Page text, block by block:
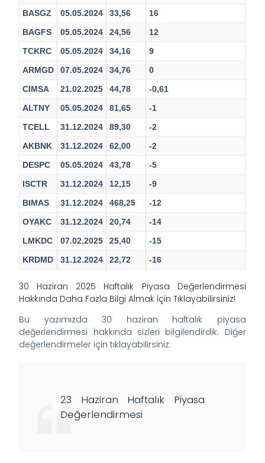
BASGZ 05.05.2024 33,56
16
BAGFS
05.05.2024 24,56
12
TCKRC
05.05.2024 34,16
9
ARMGD
07.05.2024 34,76
0
CIMSA
21.02.2025 44,78
-0,61
ALTNY
05.05.2024 81,65
-1
TCELL
31.12.2024 89,30
-2
AKBNK
31.12.2024 62,00
-2
DESPC
05.05.2024 43,78
-5
ISCTR
31.12.2024 12,15
-9
BIMAS
31.12.2024 468,25
-12
OYAKC
31.12.2024 20,74
-14
LMKDC
07.02.2025 25,40
-15
KRDMD
31.12.2024 22,72 -16
30 Haziran 2025 Haftalık Piyasa Değerlendirmesi
Hakkında Daha Fazla Bilgi Almak İçin Tıklayabilirsiniz!
Bu yazımızda 30 haziran haftalık piyasa
değerlendirmesi hakkında sizleri bilgilendirdik. Diğer
değerlendirmeler için tıklayabilirsiniz:
23 Haziran Haftalık Piyasa
Değerlendirmesi